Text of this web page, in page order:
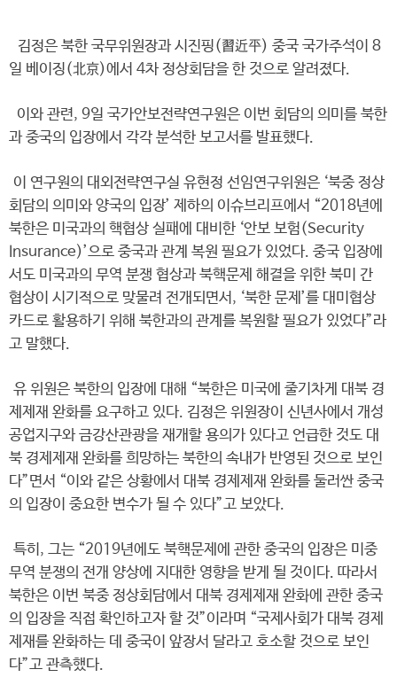
김정은 북한 국무위원장과 시진핑(習近平) 중국 국가주석이 8
일 베이징(北京)에서 4차 정상회담을 한 것으로 알려졌다.
이와 관련, 9일 국가안보전략연구원은 이번 회담의 의미를 북한
과 중국의 입장에서 각각 분석한 보고서를 발표했다.
이 연구원의 대외전략연구실 유현정 선임연구위원은 ‘북중 정상
회담의 의미와 양국의 입장’ 제하의 이슈브리프에서 “2018년에
북한은 미국과의 핵협상 실패에 대비한 ‘안보 보험(Security
Insurance)’으로 중국과 관계 복원 필요가 있었다. 중국 입장에
서도 미국과의 무역 분쟁 협상과 북핵문제 해결을 위한 북미 간
협상이 시기적으로 맞물려 전개되면서, ‘북한 문제’를 대미협상
카드로 활용하기 위해 북한과의 관계를 복원할 필요가 있었다”라
고 말했다.
유 위원은 북한의 입장에 대해 “북한은 미국에 줄기차게 대북 경
제제재 완화를 요구하고 있다. 김정은 위원장이 신년사에서 개성
공업지구와 금강산관광을 재개할 용의가 있다고 언급한 것도 대
북 경제제재 완화를 희망하는 북한의 속내가 반영된 것으로 보인
다”면서 “이와 같은 상황에서 대북 경제제재 완화를 둘러싼 중국
의 입장이 중요한 변수가 될 수 있다”고 보았다.
특히, 그는 “2019년에도 북핵문제에 관한 중국의 입장은 미중
무역 분쟁의 전개 양상에 지대한 영향을 받게 될 것이다. 따라서
북한은 이번 북중 정상회담에서 대북 경제제재 완화에 관한 중국
의 입장을 직접 확인하고자 할 것”이라며 “국제사회가 대북 경제
제재를 완화하는 데 중국이 앞장서 달라고 호소할 것으로 보인
다”고 관측했다.